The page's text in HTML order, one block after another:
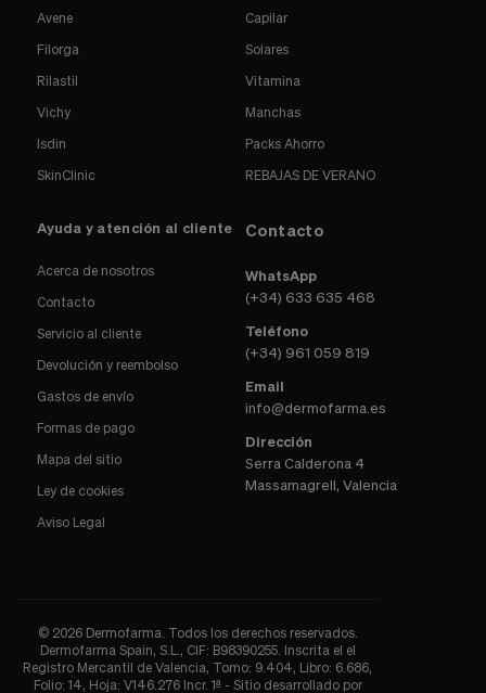
Avene
Filorga
Rilastil
Vichy
Isdin
SkinClinic
Capilar
Solares
Vitamina
Manchas
Packs Ahorro
REBAJAS DE VERANO
Ayuda y atención al cliente
Acerca de nosotros
Contacto
Servicio al cliente
Devolución y reembolso
Gastos de envío
Formas de pago
Mapa del sitio
Ley de cookies
Aviso Legal
Contacto
WhatsApp
(+34) 633 635 468
Teléfono
(+34) 961 059 819
Email
info@dermofarma.es
Dirección
Serra Calderona 4
Massamagrell, Valencia
© 2026 Dermofarma. Todos los derechos reservados.
Dermofarma Spain, S.L., CIF: B98390255. Inscrita el el
Registro Mercantil de Valencia, Tomo: 9.404, Libro: 6.686,
Folio: 14, Hoja: V146.276 Incr. 1ª - Sitio desarrollado por